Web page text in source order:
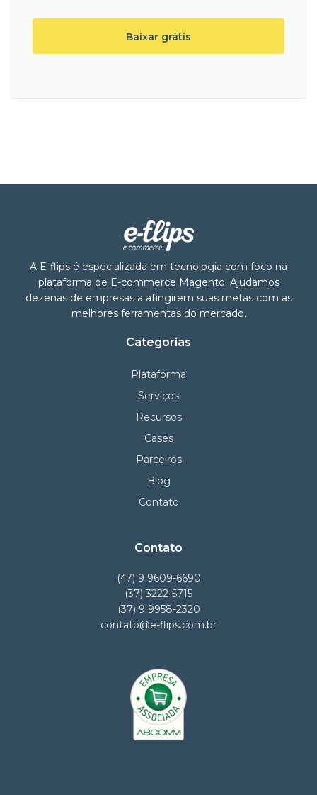
A E-flips é especializada em tecnologia com foco na
plataforma de E-commerce Magento. Ajudamos
dezenas de empresas a atingirem suas metas com as
melhores ferramentas do mercado.
Categorias
Plataforma
Serviços
Recursos
Cases
Parceiros
Blog
Contato
Contato
(47) 9 9609-6690
(37) 3222-5715
(37) 9 9958-2320
contato@e-flips.com.br